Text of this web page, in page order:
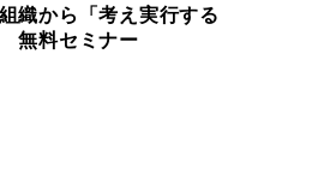
織から「考え実行する
無料セミナー